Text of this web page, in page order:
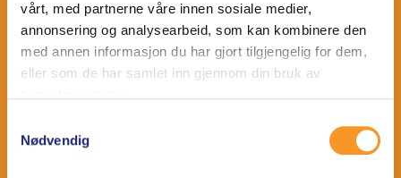
vårt, med partnerne våre innen sosiale medier,
annonsering og analysearbeid, som kan kombinere den
med annen informasjon du har gjort tilgjengelig for dem,
eller som de har samlet inn gjennom din bruk av
Nødvendig
Klær
Sko